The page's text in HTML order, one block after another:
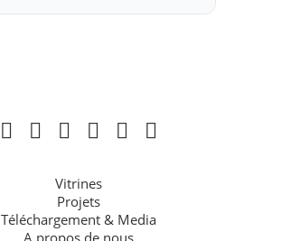
Vitrines
Projets
Téléchargement & Media
A propos de nous